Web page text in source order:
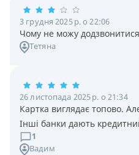
3 грудня 2025 р. о 22:06
Чому не можу
Тетяна
26 листопада 2025 р. о 21:34
Картка виглядає топово.
Інші банки дають
1
Вадим